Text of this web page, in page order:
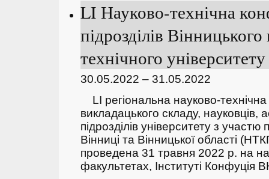
LI Науково-технічна
підрозділів
технічного
30.05.2022 – 31.05.2022
LI регіональна науково-
викладацького складу, науковців,
підрозділів університету з участю
Вінниці та Вінницької області
проведена 31 травня 2022 р. на
факультетах, Інституті Конфуція